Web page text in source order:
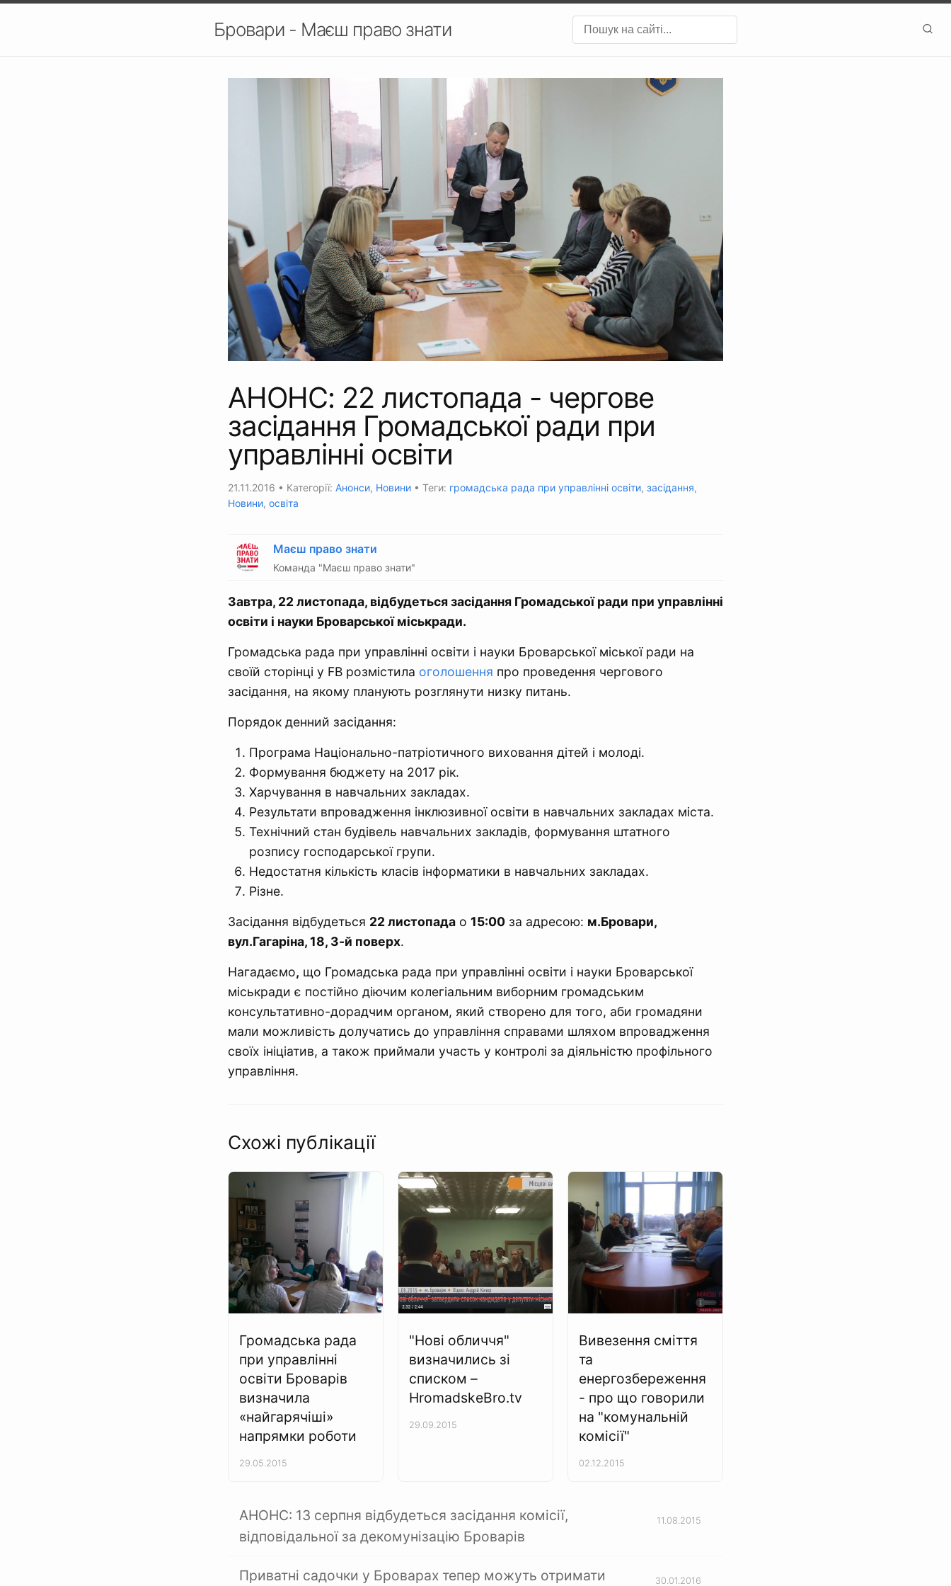
Бровари - Маєш право знати
АНОНС: 22 листопада - чергове
засідання Громадської ради при
управлінні освіти
21.11.2016 • Категорії: Анонси, Новини • Теги: громадська рада при управлінні освіти, засідання,
Новини, освіта
Маєш право знати
Команда "Маєш право знати"
Завтра, 22 листопада, відбудеться засідання Громадської ради при управлінні
освіти і науки Броварської міськради.
Громадська рада при управлінні освіти і науки Броварської міської ради на
своїй сторінці у FB розмістила оголошення про проведення чергового
засідання, на якому планують розглянути низку питань.
Порядок денний засідання:
Програма Національно-патріотичного виховання дітей і молоді.
Формування бюджету на 2017 рік.
Харчування в навчальних закладах.
Результати впровадження інклюзивної освіти в навчальних закладах міста.
Технічний стан будівель навчальних закладів, формування штатного
розпису господарської групи.
Недостатня кількість класів інформатики в навчальних закладах.
Різне.
Засідання відбудеться 22 листопада о 15:00 за адресою: м.Бровари,
вул.Гагаріна, 18, 3-й поверх.
Нагадаємо, що Громадська рада при управлінні освіти і науки Броварської
міськради є постійно діючим колегіальним виборним громадським
консультативно-дорадчим органом, який створено для того, аби громадяни
мали можливість долучатись до управління справами шляхом впровадження
своїх ініціатив, а також приймали участь у контролі за діяльністю профільного
управління.
Схожі публікації
Громадська рада
при управлінні
освіти Броварів
визначила
«найгарячіші»
напрямки роботи
29.05.2015
"Нові обличчя"
визначились зі
списком –
HromadskeBro.tv
29.09.2015
Вивезення сміття
та
енергозбереження
- про що говорили
на "комунальній
комісії"
02.12.2015
АНОНС: 13 серпня відбудеться засідання комісії,
відповідальної за декомунізацію Броварів
11.08.2015
Приватні садочки у Броварах тепер можуть отримати 30.01.2016